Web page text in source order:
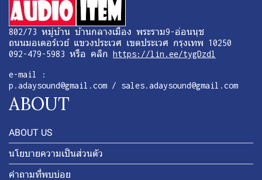
802/73 หมู่บ้าน บ้านกลางเมือง พระราม9-อ่อนนุช
ถนนมอเตอร์เวย์ แขวงประเวศ เขตประเวศ กรุงเทพ 10250
092-479-5983 หรือ คลิก https://lin.ee/tygDzdl
e-mail :
p.adaysound@gmail.com / sales.adaysound@gmail.com
ABOUT
ABOUT US
นโยบายความเป็นส่วนตัว
คำถามที่พบบ่อย